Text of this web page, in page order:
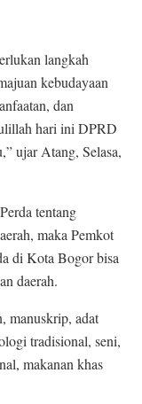
langkah
kebudayaan
dan
hari ini DPRD
ujar Atang, Selasa,
tentang
maka Pemkot
di Kota Bogor bisa
daerah.
manuskrip, adat
tradisional, seni,
makanan khas